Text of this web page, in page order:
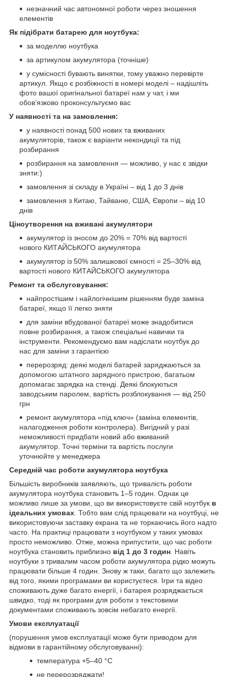
незначний час автономної роботи через зношення
елементів
Як підібрати батарею для ноутбука:
за моделлю ноутбука
за артикулом акумулятора (точніше)
у сумісності бувають винятки, тому уважно перевірте
артикул. Якщо є розбіжності в номері моделі – надішліть
фото вашої оригінальної батареї нам у чат, і ми
обов’язково проконсультуємо вас
У наявності та на замовлення:
у наявності понад 500 нових та вживаних
акумуляторів, також є варіанти некондиції та під
розбирання
розбирання на замовлення — можливо, у нас є звідки
зняти:)
замовлення зі складу в Україні – від 1 до 3 днів
замовлення з Китаю, Тайваню, США, Європи – від 10
днів
Ціноутворення на вживані акумулятори
акумулятор із зносом до 20% = 70% від вартості
нового КИТАЙСЬКОГО акумулятора
акумулятор із 50% залишкової ємності = 25–30% від
вартості нового КИТАЙСЬКОГО акумулятора
Ремонт та обслуговування:
найпростішим і найлогічнішим рішенням буде заміна
батареї, якщо її легко зняти
для заміни вбудованої батареї може знадобитися
повне розбирання, а також спеціальні навички та
інструменти. Рекомендуємо вам надіслати ноутбук до
нас для заміни з гарантією
перерозряд: деякі моделі батарей заряджаються за
допомогою штатного зарядного пристрою, багатьом
допомагає зарядка на стенді. Деякі блокуються
заводським паролем, вартість розблокування — від 250
грн
ремонт акумулятора «під ключ» (заміна елементів,
налагодження роботи контролера). Вигідний у разі
неможливості придбати новий або вживаний
акумулятор. Точні терміни та вартість послуги
уточнюйте у менеджера
Середній час роботи акумулятора ноутбука
Більшість виробників заявляють, що тривалість роботи
акумулятора ноутбука становить 1–5 годин. Однак це
можливо лише за умови, що ви використовуєте свій ноутбук в
ідеальних умовах . Тобто вам слід працювати на ноутбуці, не
використовуючи заставку екрана та не торкаючись його надто
часто. На практиці працювати з ноутбуком у таких умовах
просто неможливо. Отже, можна припустити, що час роботи
ноутбука становить приблизно від 1 до 3 годин . Навіть
ноутбуки з тривалим часом роботи акумулятора рідко можуть
працювати більше 4 годин. Знову ж таки, багато що залежить
від того, якими програмами ви користуєтеся. Ігри та відео
споживають дуже багато енергії, і батарея розряджається
швидко, тоді як програми для роботи з текстовими
документами споживають зовсім небагато енергії.
Умови експлуатації
(порушення умов експлуатації може бути приводом для
відмови в гарантійному обслуговуванні):
температура +5–40 °С
не перерозряджати!